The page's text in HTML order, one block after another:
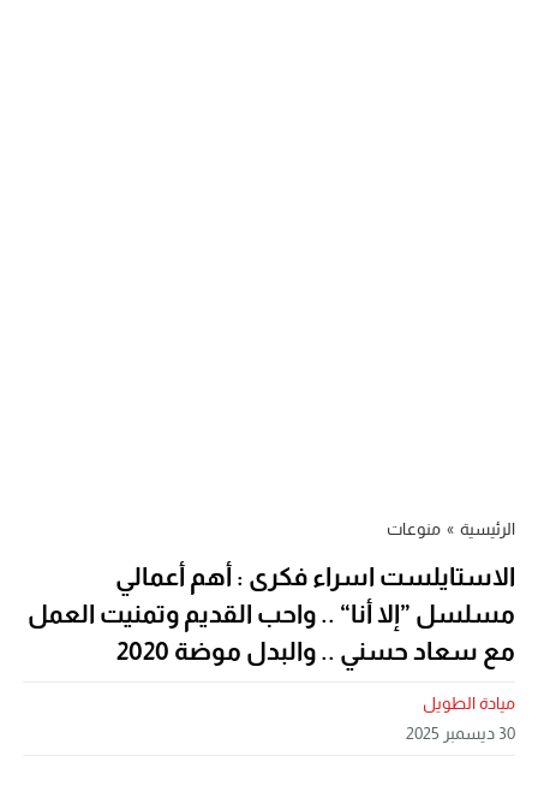
الرئيسية » منوعات
الاستايلست اسراء فكرى : أهم أعمالي
مسلسل ”إلا أنا“ .. واحب القديم وتمنيت العمل
مع سعاد حسني .. والبدل موضة 2020
ميادة الطويل
30 ديسمبر 2025